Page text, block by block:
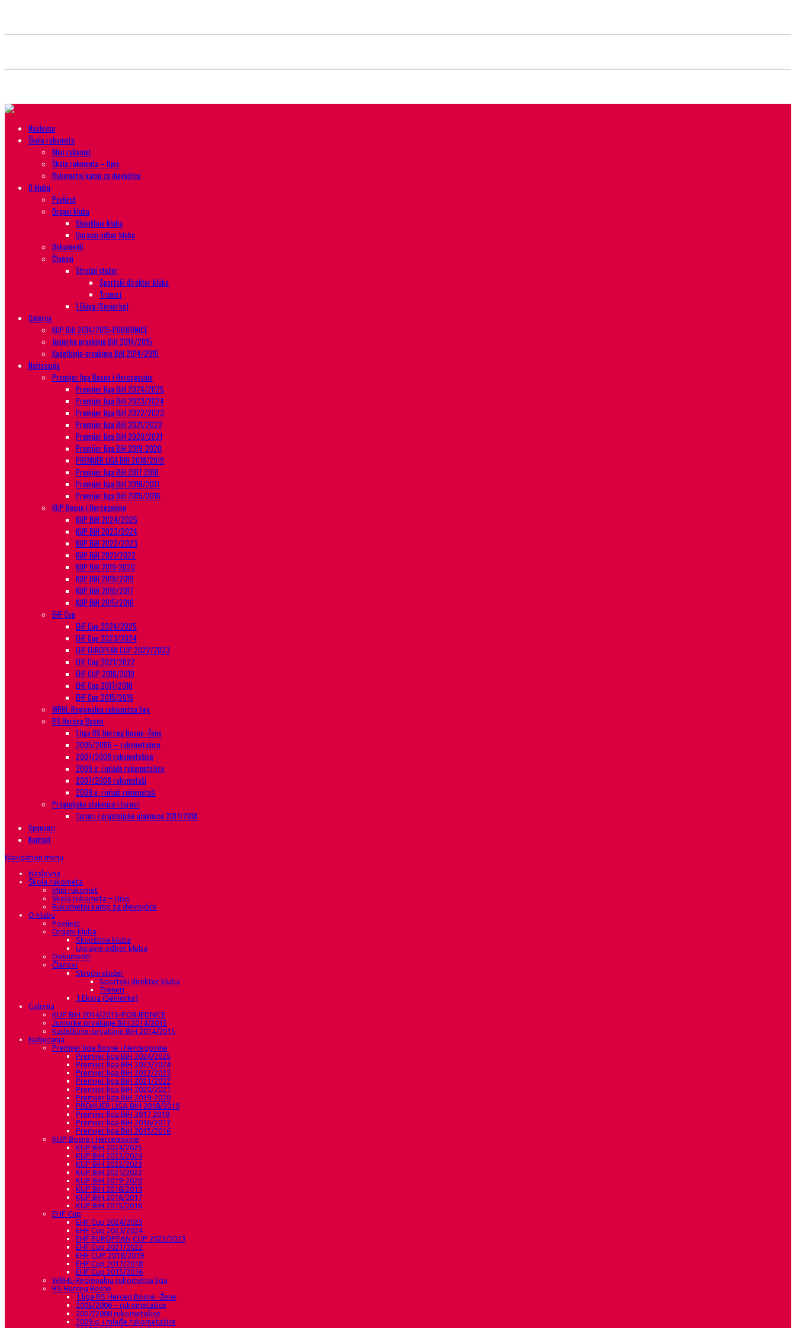
Naslovna
Škola rukometa
Mini rukomet
Škola rukometa – Upis
Rukometni kamp za djevojčice
O klubu
Povijest
Organi kluba
Skupština kluba
Upravni odbor kluba
Dokumenti
Članovi
Stručni stožer
Sportski direktor kluba
Treneri
1.Ekipa (Seniorke)
Galerija
KUP BiH 2014/2015-POBJEDNICE
Juniorke prvakinje BiH 2014/2015
Kadetkinje-prvakinje BiH 2014/2015
Natjecanja
Premijer liga Bosne i Hercegovine
Premijer liga BiH 2024/2025
Premijer liga BiH 2023/2024
Premijer liga BiH 2022/2023
Premijer liga BiH 2021/2022
Premijer liga BiH 2020/2021
Premijer liga BiH 2019-2020
PREMIJER LIGA BIH 2018/2019
Premijer liga BiH 2017 2018
Premijer liga BiH 2016/2017
Premijer liga BiH 2015/2016
KUP Bosne i Hercegovine
KUP BiH 2024/2025
KUP BiH 2023/2024
KUP BiH 2022/2023
KUP BiH 2021/2022
KUP BiH 2019-2020
KUP BIH 2018/2019
KUP BiH 2016/2017
KUP BiH 2015/2016
EHF Cup
EHF Cup 2024/2025
EHF Cup 2023/2024
EHF EUROPEAN CUP 2022/2023
EHF Cup 2021/2022
EHF CUP 2018/2019
EHF Cup 2017/2018
EHF Cup 2015/2016
WRHL-Regionalna rukometna liga
RS Herceg Bosne
1.liga RS Herceg Bosne -Žene
2005/2006 – rukometašice
2007/2008 rukometašice
2009.g. i mlađe rukometašice
2007/2008 rukometaši
2009.g. i mlađi rukometaši
Prijateljske utakmice i turniri
Turniri i prijateljske utakmice 2017/2018
Sponzori
Kontakt
Navigation menu
Naslovna
Škola rukometa
Mini rukomet
Škola rukometa – Upis
Rukometni kamp za djevojčice
O klubu
Povijest
Organi kluba
Skupština kluba
Upravni odbor kluba
Dokumenti
Članovi
Stručni stožer
Sportski direktor kluba
Treneri
1.Ekipa (Seniorke)
Galerija
KUP BiH 2014/2015-POBJEDNICE
Juniorke prvakinje BiH 2014/2015
Kadetkinje-prvakinje BiH 2014/2015
Natjecanja
Premijer liga Bosne i Hercegovine
Premijer liga BiH 2024/2025
Premijer liga BiH 2023/2024
Premijer liga BiH 2022/2023
Premijer liga BiH 2021/2022
Premijer liga BiH 2020/2021
Premijer liga BiH 2019-2020
PREMIJER LIGA BIH 2018/2019
Premijer liga BiH 2017 2018
Premijer liga BiH 2016/2017
Premijer liga BiH 2015/2016
KUP Bosne i Hercegovine
KUP BiH 2024/2025
KUP BiH 2023/2024
KUP BiH 2022/2023
KUP BiH 2021/2022
KUP BiH 2019-2020
KUP BIH 2018/2019
KUP BiH 2016/2017
KUP BiH 2015/2016
EHF Cup
EHF Cup 2024/2025
EHF Cup 2023/2024
EHF EUROPEAN CUP 2022/2023
EHF Cup 2021/2022
EHF CUP 2018/2019
EHF Cup 2017/2018
EHF Cup 2015/2016
WRHL-Regionalna rukometna liga
RS Herceg Bosne
1.liga RS Herceg Bosne -Žene
2005/2006 – rukometašice
2007/2008 rukometašice
2009.g. i mlađe rukometašice